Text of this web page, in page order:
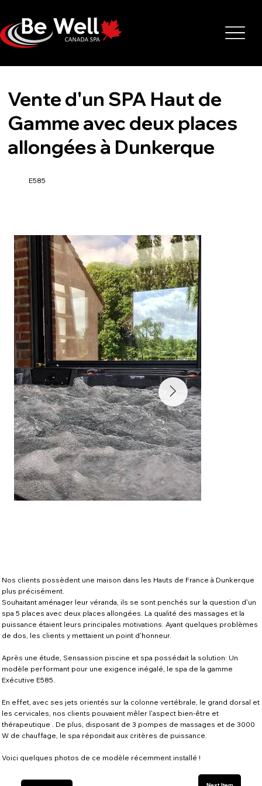
Vente d'un SPA Haut de
Gamme avec deux places
allongées à Dunkerque
Nos clients possèdent une maison dans les Hauts de France à Dunkerque
plus précisément.
Souhaitant aménager leur véranda, ils se sont penchés sur la question d'un
spa 5 places avec deux places allongées. La qualité des massages et la
puissance étaient leurs principales motivations. Ayant quelques problèmes
de dos, les clients y mettaient un point d'honneur.
Après une étude, Sensassion piscine et spa possédait la solution: Un
modèle performant pour une exigence inégalé, le spa de la gamme
Exécutive E585.
En effet, avec ses jets orientés sur la colonne vertébrale, le grand dorsal et
les cervicales, nos clients pouvaient mêler l'aspect bien-être et
thérapeutique . De plus, disposant de 3 pompes de massages et de 3000
W de chauffage, le spa répondait aux critères de puissance.
Voici quelques photos de ce modèle récemment installé !
E585